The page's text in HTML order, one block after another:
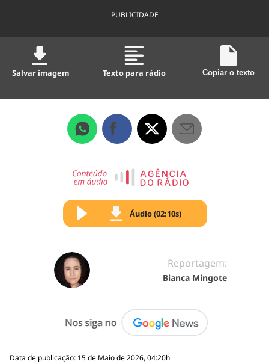
PUBLICIDADE
Salvar imagem Texto para rádio Copiar o texto
Áudio (02:10s)
Reportagem:
Bianca Mingote
Data de publicação: 15 de Maio de 2026, 04:20h